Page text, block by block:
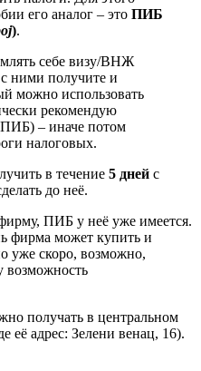
его аналог – это ПИБ
).
себе визу/ВНЖ
ними получите и
можно использовать
рекомендую
– иначе потом
налоговых.
в течение 5 дней с
до неё.
ПИБ у неё уже имеется.
фирма может купить и
уже скоро, возможно,
возможность
получать в центральном
её адрес: Зелени венац, 16).